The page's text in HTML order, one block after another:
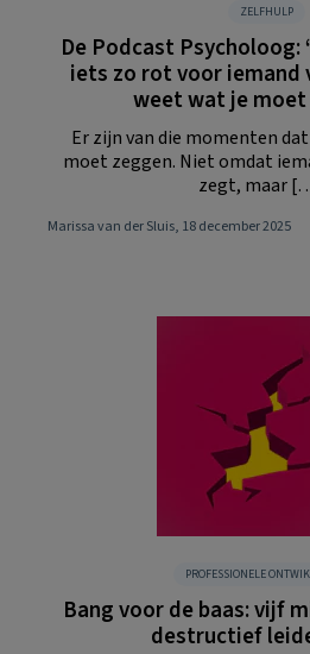
ZELFHULP
De Podcast Psycholoog:
iets zo rot voor
weet wat je moet
Er zijn van die momenten
moet zeggen. Niet omdat
zegt, maar
Marissa van der Sluis, 18 december 2025
PROFESSIONELE
Bang voor de baas: vijf
destructief